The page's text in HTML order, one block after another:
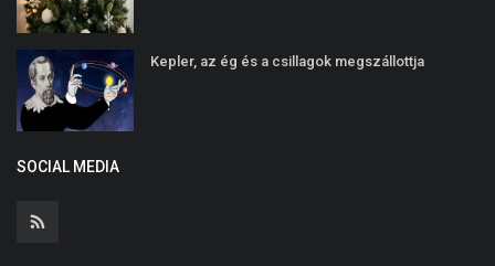
Kepler, az ég és a csillagok megszállottja
SOCIAL MEDIA